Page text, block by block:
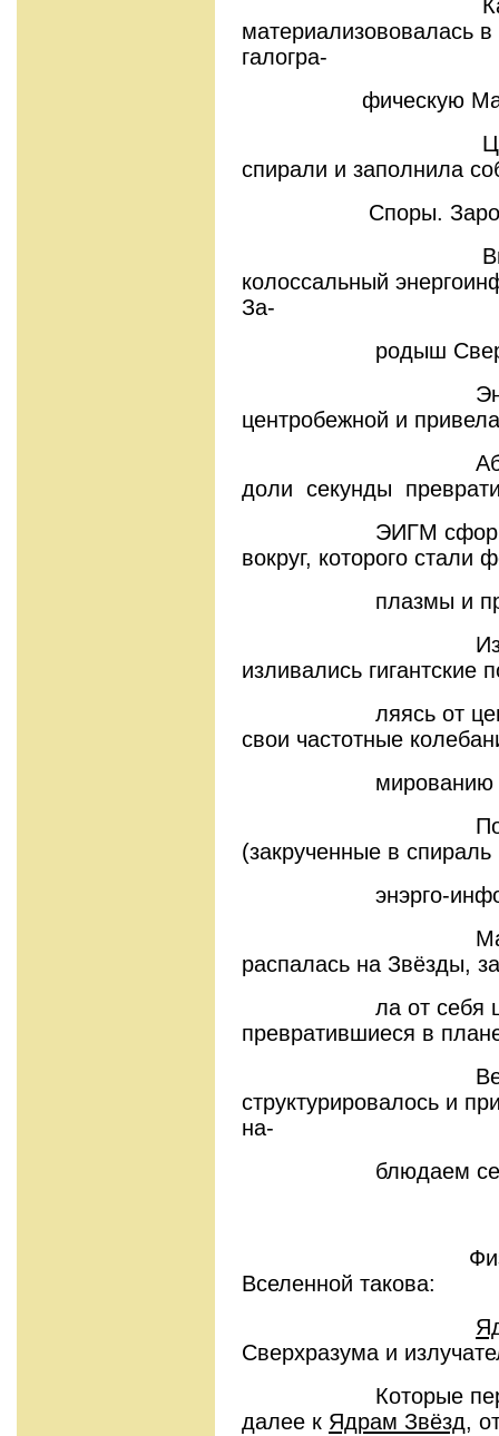
Каждая
материализововалась
галогра-
фическую
Цепь Матриц
спирали и заполнила
Споры. Зародыш
Внутри
колоссальный
За-
родыш
Энергия
центробежной и
Абсолют
доли секунды
ЭИГМ
вокруг, которого стали
плазмы и пра-
Из центра
изливались гигантские
ляясь от центра
свои частотные
мированию
Появились
(закрученные в
энэрго-
Материя
распалась на Звёзды,
ла от себя
превратившиеся в
Вещество
структурировалось и
на-
блюдаем
Физическая
Вселенной такова:
Сверхразума и
Которые
далее к Ядрам Звёзд,